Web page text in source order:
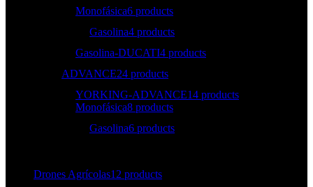
Monofásica6 products
Gasolina4 products
Gasolina-DUCATI4 products
ADVANCE24 products
YORKING-ADVANCE14 products
Monofásica8 products
Gasolina6 products
Drones Agrícolas12 products